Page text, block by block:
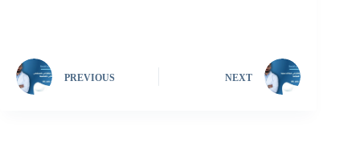
PREVIOUS NEXT